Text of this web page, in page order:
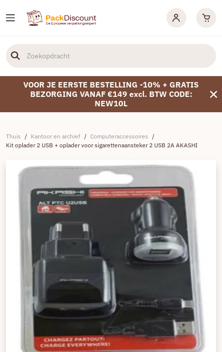
VOOR JE EERSTE BESTELLING -10% + GRATIS
BEZORGING VANAF €149 excl. BTW CODE:
NEW10L
Thuis / Kantoor en archief / Computeraccessoires /
Kit oplader 2 USB + oplader voor sigarettenaansteker 2 USB 2A AKASHI